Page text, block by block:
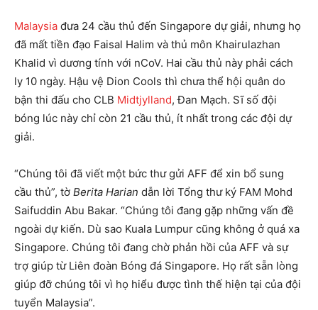
Malaysia đưa 24 cầu thủ đến Singapore dự giải, nhưng họ
đã mất tiền đạo Faisal Halim và thủ môn Khairulazhan
Khalid vì dương tính với nCoV. Hai cầu thủ này phải cách
ly 10 ngày. Hậu vệ Dion Cools thì chưa thể hội quân do
bận thi đấu cho CLB Midtjylland, Đan Mạch. Sĩ số đội
bóng lúc này chỉ còn 21 cầu thủ, ít nhất trong các đội dự
giải.
“Chúng tôi đã viết một bức thư gửi AFF để xin bổ sung
cầu thủ”, tờ Berita Harian dẫn lời Tổng thư ký FAM Mohd
Saifuddin Abu Bakar. “Chúng tôi đang gặp những vấn đề
ngoài dự kiến. Dù sao Kuala Lumpur cũng không ở quá xa
Singapore. Chúng tôi đang chờ phản hồi của AFF và sự
trợ giúp từ Liên đoàn Bóng đá Singapore. Họ rất sẵn lòng
giúp đỡ chúng tôi vì họ hiểu được tình thế hiện tại của đội
tuyển Malaysia”.